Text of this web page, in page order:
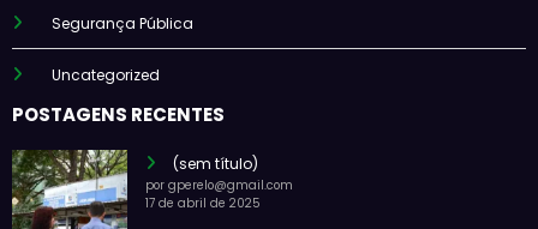
Segurança Pública
Uncategorized
POSTAGENS RECENTES
(sem título)
por gperelo@gmail.com
17 de abril de 2025